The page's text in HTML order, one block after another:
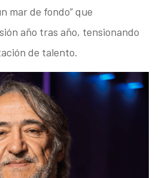
mar de fondo” que
año tras año, tensionando
de talento.